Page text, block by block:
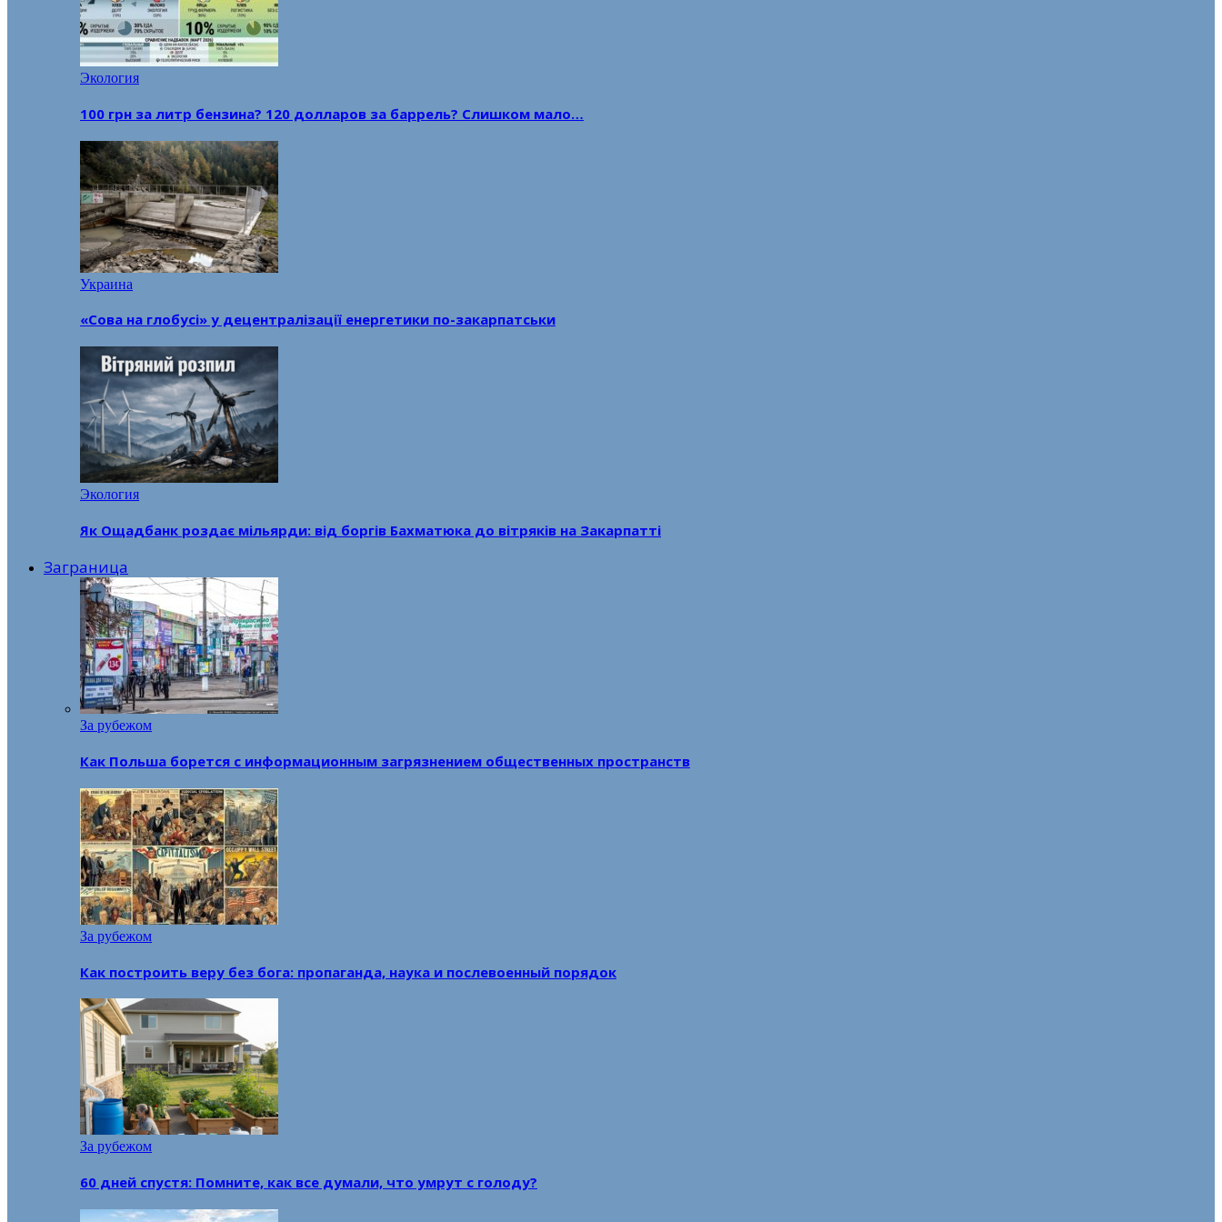
Экология
100 грн за литр бензина? 120 долларов за баррель? Слишком мало…
Украина
«Сова на глобусі» у децентралізації енергетики по-закарпатськи
Экология
Як Ощадбанк роздає мільярди: від боргів Бахматюка до вітряків на Закарпатті
Заграница
За рубежом
Как Польша борется с информационным загрязнением общественных пространств
За рубежом
Как построить веру без бога: пропаганда, наука и послевоенный порядок
За рубежом
60 дней спустя: Помните, как все думали, что умрут с голоду?